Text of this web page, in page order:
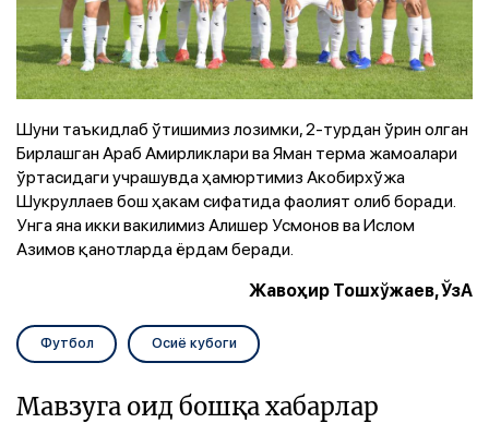
Шуни таъкидлаб ўтишимиз лозимки, 2-турдан ўрин олган
Бирлашган Араб Амирликлари ва Яман терма жамоалари
ўртасидаги учрашувда ҳамюртимиз Акобирхўжа
Шукруллаев бош ҳакам сифатида фаолият олиб боради.
Унга яна икки вакилимиз Алишер Усмонов ва Ислом
Азимов қанотларда ёрдам беради.
Жавоҳир Тошхўжаев, ЎзА
Футбол Осиё кубоги
Мавзуга оид бошқа хабарлар